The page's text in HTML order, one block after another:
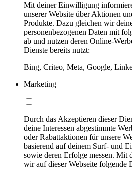
Mit deiner Einwilligung
unserer Website über Aktionen
Produkte. Dazu gleichen wir
personenbezogenen Daten mit
ab und nutzen deren Online-
Dienste bereits nutzt:
Bing, Criteo, Meta, Google,
Marketing
Durch das Akzeptieren dieser
deine Interessen abgestimmte
oder Rabattaktionen für unsere
basierend auf deinem Surf- und
sowie deren Erfolge messen. Mit
wir auf dieser Webseite folgende